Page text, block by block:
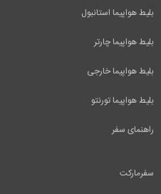
بلیط هواپیما استانبول
بلیط هواپیما چارتر
بلیط هواپیما خارجی
بلیط هواپیما تورنتو
راهنمای سفر
سفرمارکت